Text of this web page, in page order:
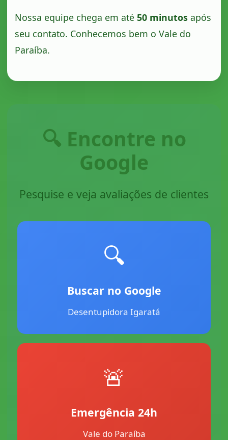
Nossa equipe chega em até50 minutos após
seu contato. Conhecemos bem o Vale do
Paraíba.
🔍 Encontre no
Google
Pesquise e veja avaliações de clientes
🔍
Buscar no Google
Desentupidora Igaratá
🚨
Emergência 24h
Vale do Paraíba